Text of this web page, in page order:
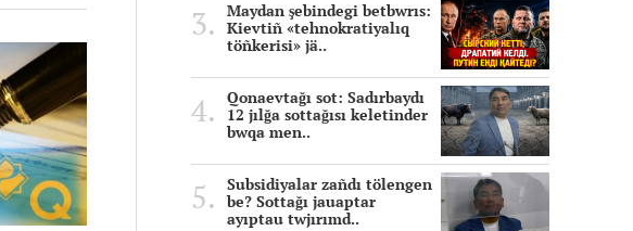
Maydan şebindegi betbwrıs:
Kievtiñ «tehnokratiyalıq
töñkerisi» jä..
Qonaevtağı sot: Sadırbaydı
12 jılğa sottağısı keletinder
bwqa men..
Subsidiyalar zañdı tölengen
be? Sottağı jauaptar
ayıptau twjırımd..